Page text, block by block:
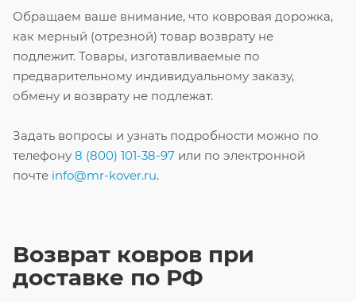
Обращаем ваше внимание, что ковровая дорожка,
как мерный (отрезной) товар возврату не
подлежит. Товары, изготавливаемые по
предварительному индивидуальному заказу,
обмену и возврату не подлежат.
Задать вопросы и узнать подробности можно по
телефону 8 (800) 101-38-97 или по электронной
почте info@mr-kover.ru.
Возврат ковров при
доставке по РФ